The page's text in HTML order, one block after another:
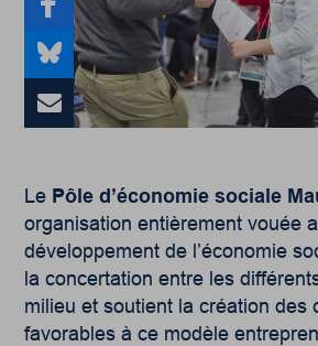
Le Pôle d’économie sociale
organisation entièrement vouée
développement de l’économie
la concertation entre les
milieu et soutient la création des
favorables à ce modèle